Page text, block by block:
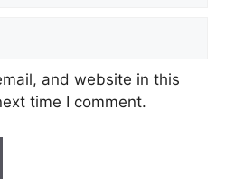
and website in this
time I comment.